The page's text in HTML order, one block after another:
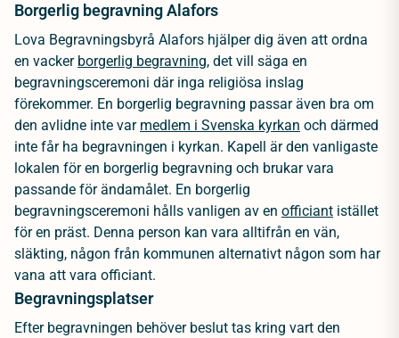
Borgerlig begravning Alafors
Lova Begravningsbyrå Alafors hjälper dig även att ordna
en vacker borgerlig begravning, det vill säga en
begravningsceremoni där inga religiösa inslag
förekommer. En borgerlig begravning passar även bra om
den avlidne inte var medlem i Svenska kyrkan och därmed
inte får ha begravningen i kyrkan. Kapell är den vanligaste
lokalen för en borgerlig begravning och brukar vara
passande för ändamålet. En borgerlig
begravningsceremoni hålls vanligen av en officiant istället
för en präst. Denna person kan vara alltifrån en vän,
släkting, någon från kommunen alternativt någon som har
vana att vara officiant.
Begravningsplatser
Efter begravningen behöver beslut tas kring vart den